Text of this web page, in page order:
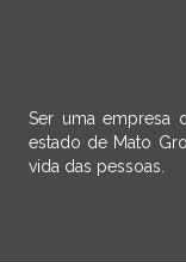
Ser uma empresa
estado de Mato
vida das pessoas.